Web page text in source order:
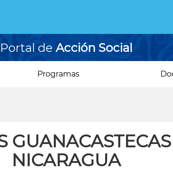
Portal de Acción Social
Programas
NICARAGUA